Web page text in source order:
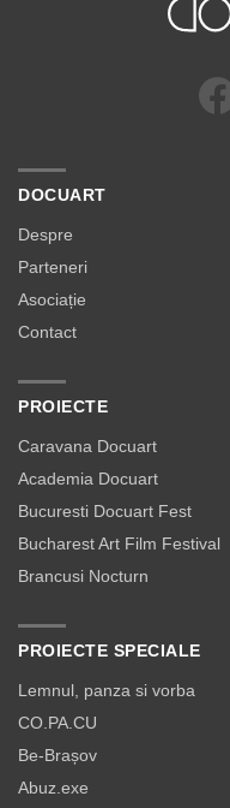
DOCUART
Despre
Parteneri
Asociație
Contact
PROIECTE
Caravana Docuart
Academia Docuart
Bucuresti Docuart Fest
Bucharest Art Film Festival
Brancusi Nocturn
PROIECTE SPECIALE
Lemnul, panza si vorba
CO.PA.CU
Be-Brașov
Abuz.exe